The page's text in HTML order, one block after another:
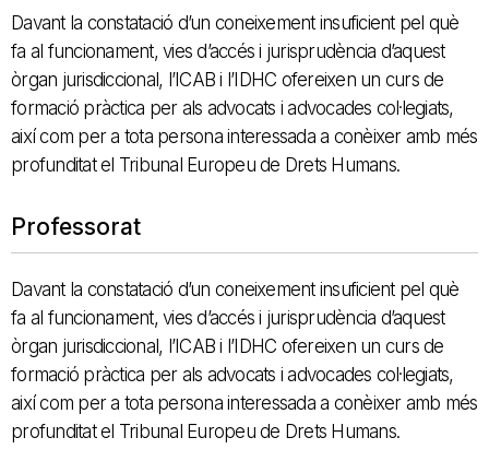
Davant la constatació d’un coneixement insuficient pel què
fa al funcionament, vies d’accés i jurisprudència d’aquest
òrgan jurisdiccional, l’ICAB i l’IDHC ofereixen un curs de
formació pràctica per als advocats i advocades col·legiats,
així com per a tota persona interessada a conèixer amb més
profunditat el Tribunal Europeu de Drets Humans.
Professorat
Davant la constatació d’un coneixement insuficient pel què
fa al funcionament, vies d’accés i jurisprudència d’aquest
òrgan jurisdiccional, l’ICAB i l’IDHC ofereixen un curs de
formació pràctica per als advocats i advocades col·legiats,
així com per a tota persona interessada a conèixer amb més
profunditat el Tribunal Europeu de Drets Humans.